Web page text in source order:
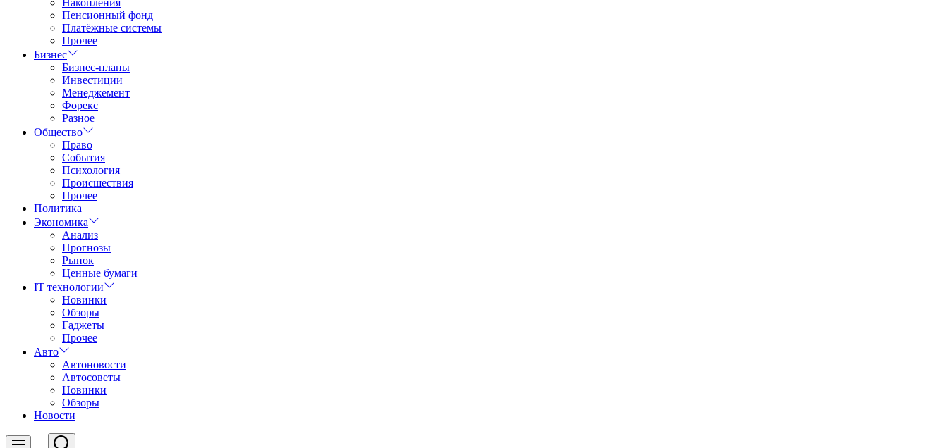
Накопления
Пенсионный фонд
Платёжные системы
Прочее
Бизнес
Бизнес-планы
Инвестиции
Менеджемент
Форекс
Разное
Общество
Право
События
Психология
Происшествия
Прочее
Политика
Экономика
Анализ
Прогнозы
Рынок
Ценные бумаги
IT технологии
Новинки
Обзоры
Гаджеты
Прочее
Авто
Автоновости
Автосоветы
Новинки
Обзоры
Новости
Меню
Поиск